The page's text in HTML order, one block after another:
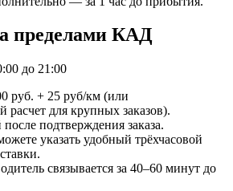
пределами КАД
до 21:00
руб. + 25 руб/км (или
расчет для крупных заказов).
после подтверждения заказа.
указать удобный трёхчасовой
связывается за 40–60 минут до